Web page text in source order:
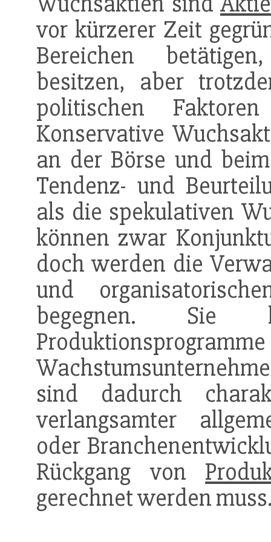
vor kürzerer Zeit
Bereichen
besitzen, aber
politischen
Konservative
an der Börse und
Tendenz- und
als die spekulativen
können zwar
doch werden die
und
begegnen. Sie
sind dadurch
verlangsamter
oder
Rückgang von
gerechnet werden